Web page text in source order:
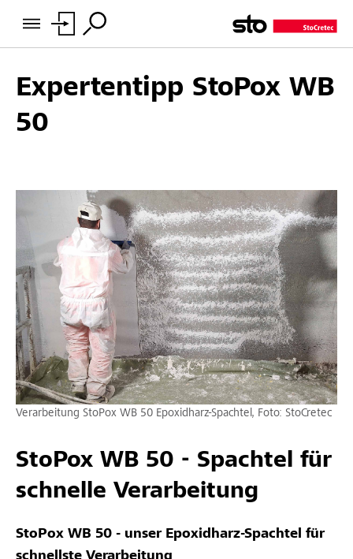
Expertentipp StoPox WB
50
StoPox WB 50 - Spachtel für
schnelle Verarbeitung
StoPox WB 50 - unser Epoxidharz-Spachtel für
Verarbeitung StoPox WB 50 Epoxidharz-Spachtel, Foto: StoCretec